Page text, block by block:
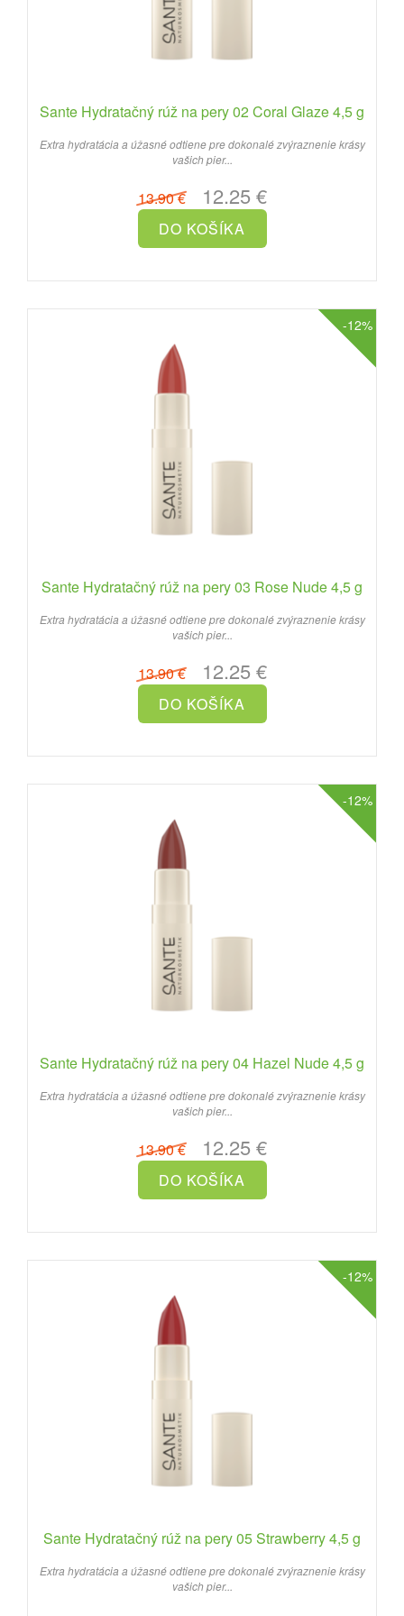
Sante Hydratačný rúž na pery 02 Coral Glaze 4,5 g
Extra hydratácia a úžasné odtiene pre dokonalé zvýraznenie krásy
vašich pier...
13.90 €12.25 €
-12%
Sante Hydratačný rúž na pery 03 Rose Nude 4,5 g
Extra hydratácia a úžasné odtiene pre dokonalé zvýraznenie krásy
vašich pier...
13.90 €12.25 €
-12%
Sante Hydratačný rúž na pery 04 Hazel Nude 4,5 g
Extra hydratácia a úžasné odtiene pre dokonalé zvýraznenie krásy
vašich pier...
13.90 €12.25 €
-12%
Sante Hydratačný rúž na pery 05 Strawberry 4,5 g
Extra hydratácia a úžasné odtiene pre dokonalé zvýraznenie krásy
vašich pier...